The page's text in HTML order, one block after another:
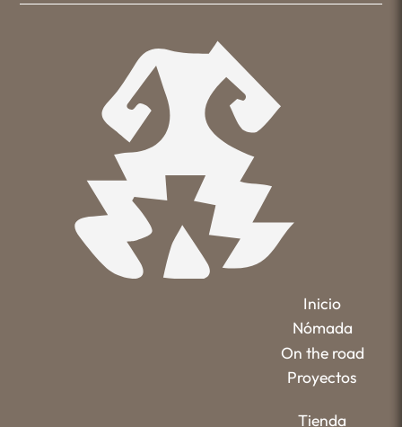
Inicio
Nómada
On the road
Proyectos
Tienda